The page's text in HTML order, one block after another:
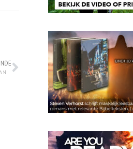
ISRAËL: HET AFTELLEN NAAR DE 10 DAGEN IS BEGONNEN. 10 DAGEN OF ANDERS!